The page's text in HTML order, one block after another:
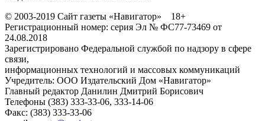
© 2003-2019 Сайт газеты «Навигатор» 18+
Регистрационный номер: серия Эл № ФС77-73469 от
24.08.2018
Зарегистрировано Федеральной службой по надзору в сфере
связи,
информационных технологий и массовых коммуникаций
Учредитель: ООО Издательский Дом «Навигатор»
Главный редактор Данилин Дмитрий Борисович
Телефоны (383) 333-33-06, 333-14-06
Факс: (383) 333-33-06